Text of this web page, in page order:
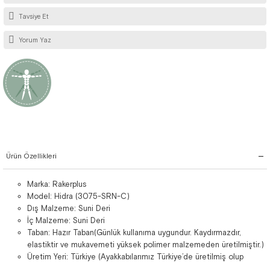
Tavsiye Et
Yorum Yaz
Ürün Özellikleri
Marka: Rakerplus
Model: Hidra (3075-SRN-C)
Dış Malzeme: Suni Deri
İç Malzeme: Suni Deri
Taban: Hazır Taban(Günlük kullanıma uygundur. Kaydırmazdır,
elastiktir ve mukavemeti yüksek polimer malzemeden üretilmiştir.)
Üretim Yeri: Türkiye (Ayakkabılarımız Türkiye’de üretilmiş olup